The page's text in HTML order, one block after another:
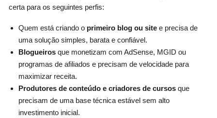
certa para os seguintes perfis:
Quem está criando o primeiro blog ou sitee precisa de
uma solução simples, barata e confiável.
Blogueirosque monetizam com AdSense, MGID ou
programas de afiliados e precisam de velocidade para
maximizar receita.
Produtores de conteúdo e criadores de cursosque
precisam de uma base técnica estável sem alto
investimento inicial.